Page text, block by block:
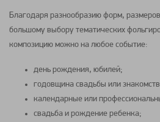
Благодаря разнообразию форм,
большому выбору тематических
композицию можно на любое событие:
день рождения, юбилей;
годовщина свадьбы или
календарные или
свадьба и рождение ребенка;